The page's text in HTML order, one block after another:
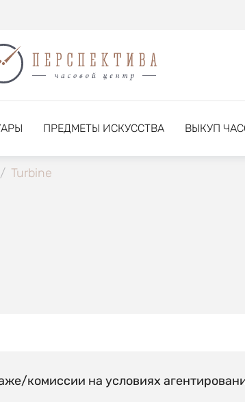
ПРЕДМЕТЫ ИСКУССТВА ВЫКУП
/ Turbine
комиссии на условиях